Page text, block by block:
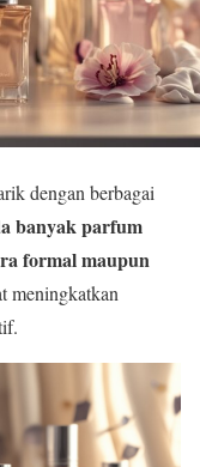
dengan berbagai
banyak parfum
formal maupun
meningkatkan